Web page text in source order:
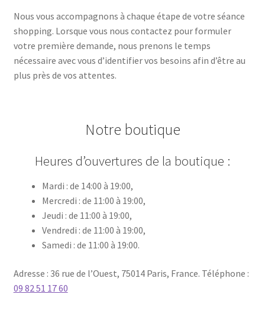
Nous vous accompagnons à chaque étape de votre séance
shopping. Lorsque vous nous contactez pour formuler
votre première demande, nous prenons le temps
nécessaire avec vous d’identifier vos besoins afin d’être au
plus près de vos attentes.
Notre boutique
Heures d’ouvertures de la boutique :
Mardi : de 14:00 à 19:00,
Mercredi : de 11:00 à 19:00,
Jeudi : de 11:00 à 19:00,
Vendredi : de 11:00 à 19:00,
Samedi : de 11:00 à 19:00.
Adresse : 36 rue de l’Ouest, 75014 Paris, France. Téléphone :
09 82 51 17 60